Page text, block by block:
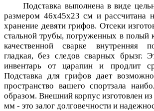
Подставка выполнена в виде
размером 46х45х23 см и рассчитана
хранение девяти грифов. Отсеки
стальной трубы, погруженных в полый
качественной сварке внутренняя
гладкая, без следов сварных брызг.
инвентарь от царапин и продлит
Подставка для грифов дает
пространство вашего спортзала
образом. Внешний корпус изготовлен
мм - это залог долговечности и